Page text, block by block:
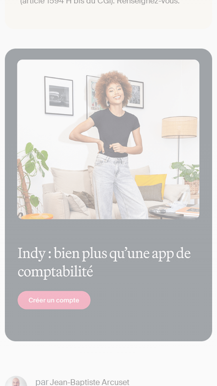
parJean-Baptiste Arcuset